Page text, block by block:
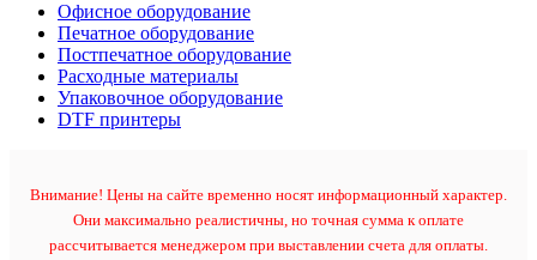
Офисное оборудование
Печатное оборудование
Постпечатное оборудование
Расходные материалы
Упаковочное оборудование
DTF принтеры
Внимание! Цены на сайте временно носят информационный характер.
Они максимально реалистичны, но точная сумма к оплате
рассчитывается менеджером при выставлении счета для оплаты.